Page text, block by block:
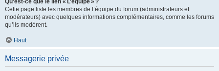
Qu’est-ce que le lien « L’équipe » ?
Cette page liste les membres de l’équipe du forum (administrateurs et
modérateurs) avec quelques informations complémentaires, comme les forums
qu’ils modèrent.
Haut
Messagerie privée